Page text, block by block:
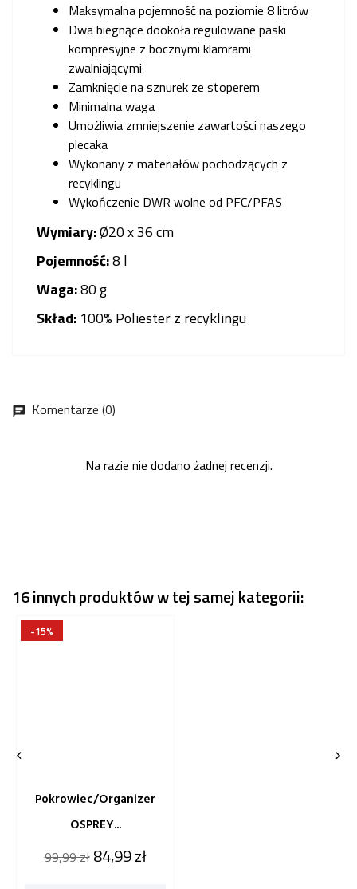
Maksymalna pojemność na poziomie 8 litrów
Dwa biegnące dookoła regulowane paski
kompresyjne z bocznymi klamrami
zwalniającymi
Zamknięcie na sznurek ze stoperem
Minimalna waga
Umożliwia zmniejszenie zawartości naszego
plecaka
Wykonany z materiałów pochodzących z
recyklingu
Wykończenie DWR wolne od PFC/PFAS
Wymiary:Ø20 x 36 cm
Pojemność:8 l
Waga:80 g
Skład: 100% Poliester z recyklingu
chat Komentarze (0)
Na razie nie dodano żadnej recenzji.
16 innych produktów w tej samej kategorii:
Pokrowiec/organizer
OSPREY...
Cena
99,99 zł Cena
84,99 zł
-15%
 